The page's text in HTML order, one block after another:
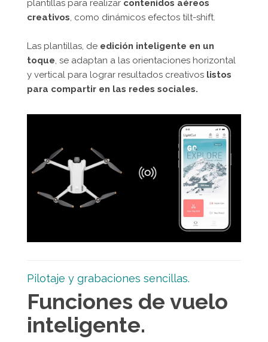
plantillas para realizar contenidos aéreos
creativos , como dinámicos efectos tilt-shift.
Las plantillas, de edición inteligente en un
toque , se adaptan a las orientaciones horizontal
y vertical para lograr resultados creativos listos
para compartir en las redes sociales.
Pilotaje y grabaciones sencillas.
Funciones de vuelo
inteligente.